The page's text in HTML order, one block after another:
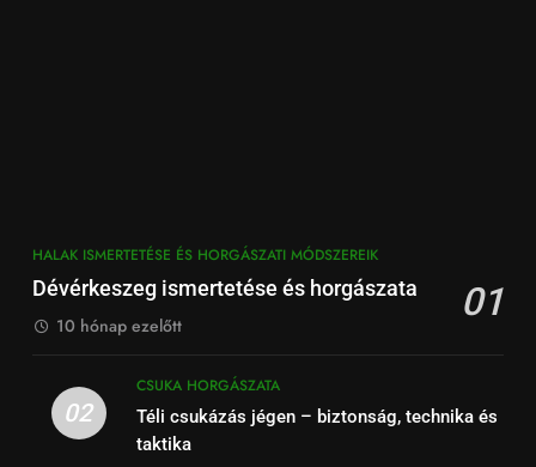
HALAK ISMERTETÉSE ÉS HORGÁSZATI MÓDSZEREIK
Dévérkeszeg ismertetése és horgászata 01
10 hónap ezelőtt
02
CSUKA HORGÁSZATA
Téli csukázás jégen – biztonság, technika és
taktika